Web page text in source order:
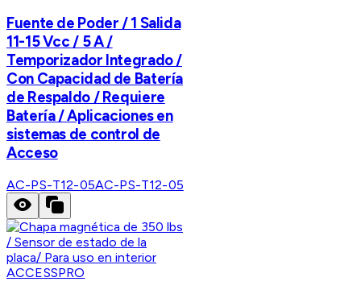
Fuente de Poder / 1 Salida
11-15 Vcc / 5 A /
Temporizador Integrado /
Con Capacidad de Batería
de Respaldo / Requiere
Batería / Aplicaciones en
sistemas de control de
Acceso
AC-PS-T12-05AC-PS-T12-05
ACCESSPRO